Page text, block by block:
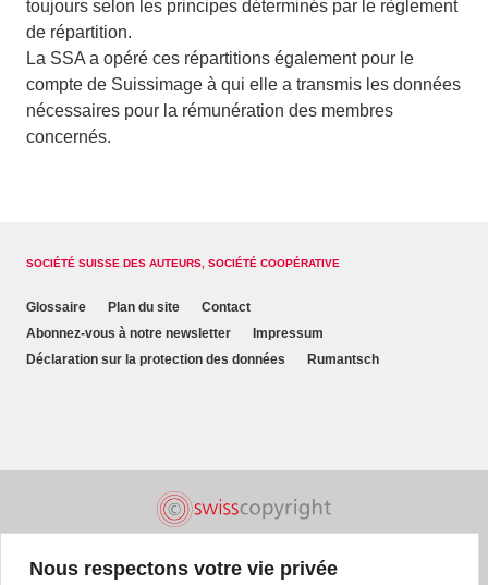
Nous respectons votre vie privée
toujours selon les principes déterminés par le règlement
de répartition.
La SSA a opéré ces répartitions également pour le
compte de Suissimage à qui elle a transmis les données
nécessaires pour la rémunération des membres
concernés.
SOCIÉTÉ SUISSE DES AUTEURS, SOCIÉTÉ COOPÉRATIVE
Glossaire Plan du site
Contact
Abonnez-vous à notre newsletter
Impressum
Déclaration sur la protection des données
Rumantsch